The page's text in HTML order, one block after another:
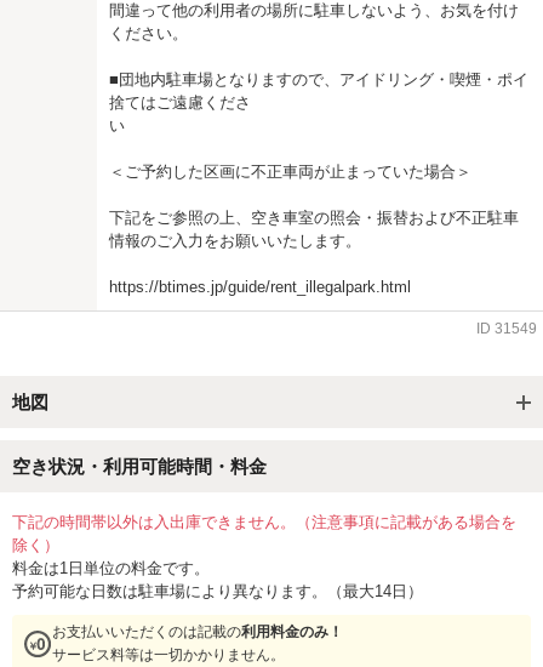
間違って他の利用者の場所に駐車しないよう、お気を付け
ください。
■団地内駐車場となりますので、アイドリング・喫煙・ポイ
捨てはご遠慮くださ
い
＜ご予約した区画に不正車両が止まっていた場合＞
下記をご参照の上、空き車室の照会・振替および不正駐車
情報のご入力をお願いいたします。
https://btimes.jp/guide/rent_illegalpark.html
ID 31549
地図
空き状況・利用可能時間・料金
下記の時間帯以外は入出庫できません。（注意事項に記載がある場合を
除く）
料金は1日単位の料金です。
予約可能な日数は駐車場により異なります。（最大14日）
お支払いいただくのは記載の利用料金のみ！
サービス料等は一切かかりません。